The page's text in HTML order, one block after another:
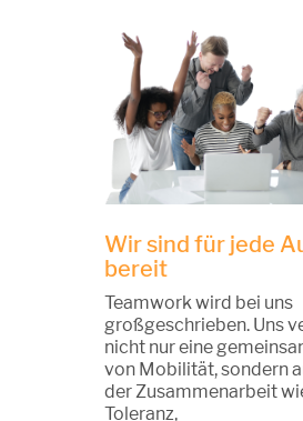
Wir sind für jede
bereit
Teamwork wird bei uns
großgeschrieben. Uns
nicht nur eine
von Mobilität, sondern
der Zusammenarbeit
Toleranz,